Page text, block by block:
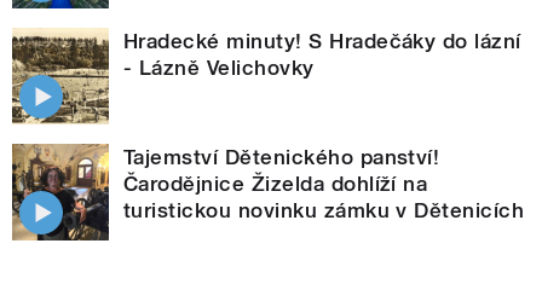
Hradecké minuty! S Hradečáky do lázní
- Lázně Velichovky
Tajemství Dětenického panství!
Čarodějnice Žizelda dohlíží na
turistickou novinku zámku v Dětenicích